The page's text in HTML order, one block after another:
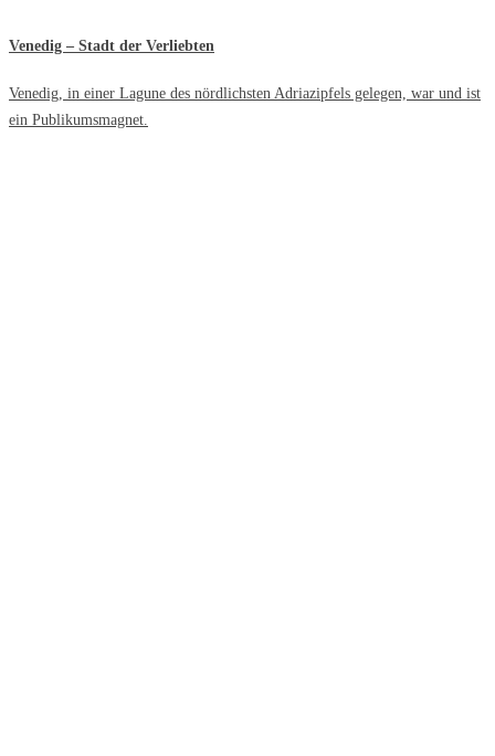
Venedig – Stadt der Verliebten
Venedig, in einer Lagune des nördlichsten Adriazipfels gelegen, war und ist
ein Publikumsmagnet.